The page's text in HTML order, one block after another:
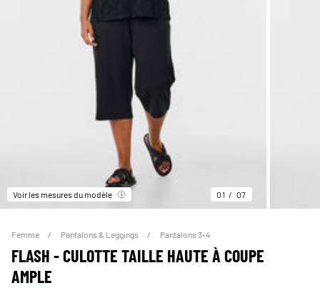
Voir les mesures du modèle 01 07
Femme Pantalons & Leggings Pantalons 3-4
FLASH - CULOTTE TAILLE HAUTE À COUPE
AMPLE